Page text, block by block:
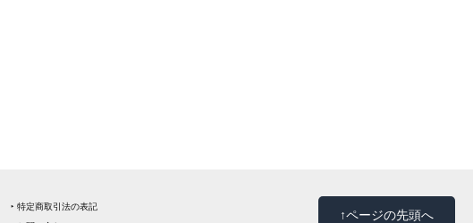
↑ページの先頭へ
‣ 特定商取引法の表記